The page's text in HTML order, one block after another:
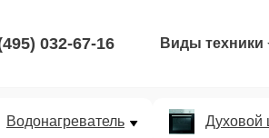
032-67-16 Виды техники
Водонагреватель Духовой